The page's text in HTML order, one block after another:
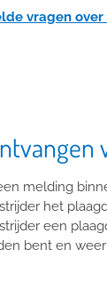
vragen
melding
het
een
bent en